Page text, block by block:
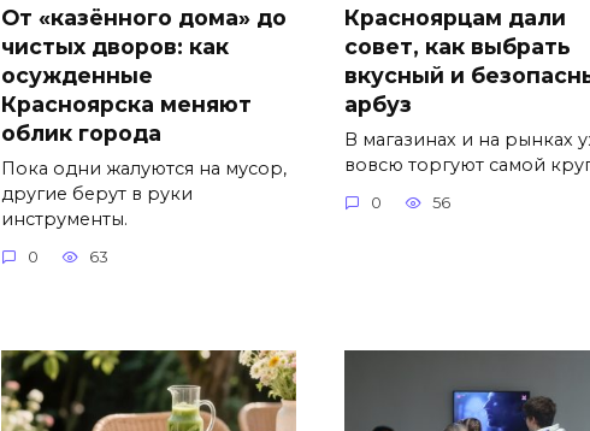
От «казённого дома» до
чистых дворов: как
осужденные
Красноярска меняют
облик города
Пока одни жалуются на мусор,
другие берут в руки
инструменты.
0 63
Красноярцам дали
совет, как выбрать
вкусный и
арбуз
В магазинах и на рынках
вовсю торгуют самой
0 56